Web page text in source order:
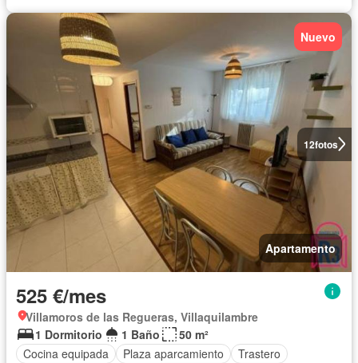
12fotos
Nuevo
Apartamento
525 €/mes
Villamoros de las Regueras, Villaquilambre
1 Dormitorio
1 Baño
50 m²
Cocina equipada
Plaza aparcamiento
Trastero